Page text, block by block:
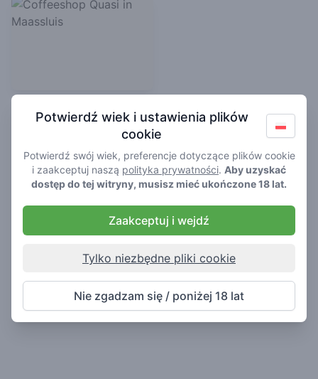
Quasi
Kawiarnia w Maassluis
Potwierdź wiek i ustawienia plików
cookie
Potwierdź swój wiek, preferencje dotyczące plików cookie
i zaakceptuj naszą polityka prywatności. Aby uzyskać
dostęp do tej witryny, musisz mieć ukończone 18 lat.
Zaakceptuj i wejdź
Tylko niezbędne pliki cookie
Nie zgadzam się / poniżej 18 lat